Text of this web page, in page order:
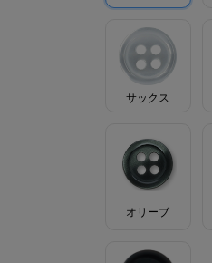
サックス
オリーブ